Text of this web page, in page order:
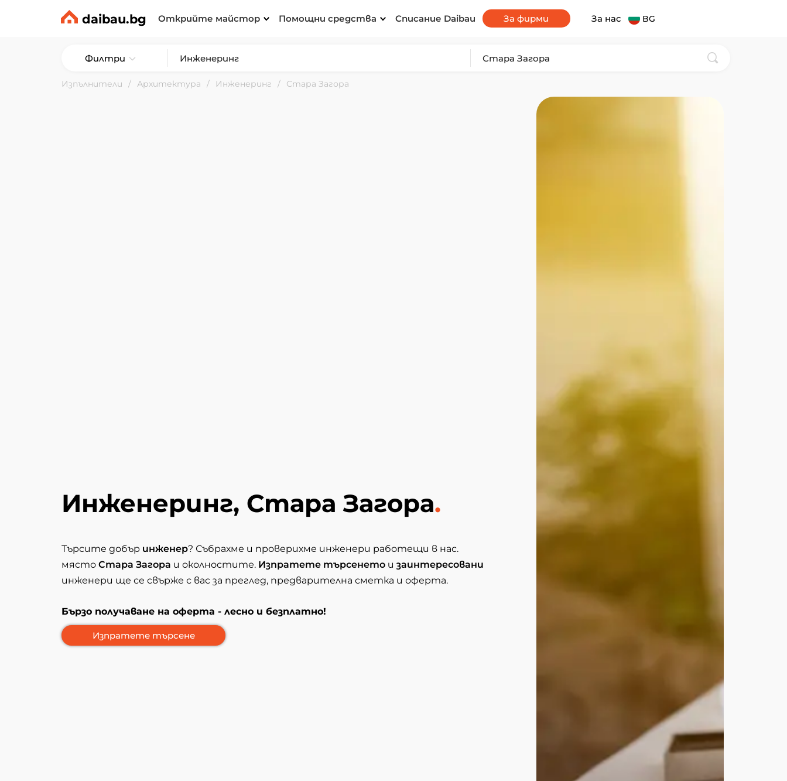
daibau.bg Открийте майстор Помощни средства Списание Daibau За фирми За нас BG
Филтри
Изпълнители Архитектура Инженеринг Стара Загора
Инженеринг, Стара Загора.
Търсите добър инженер? Събрахме и проверихме инженери работещи в нас.
мястоСтара Загора и околностите. Изпратете търсенето изаинтересовани
инженери ще се свърже с вас за преглед, предварителна сметка и оферта.
Бързо получаване на оферта - лесно и безплатно!